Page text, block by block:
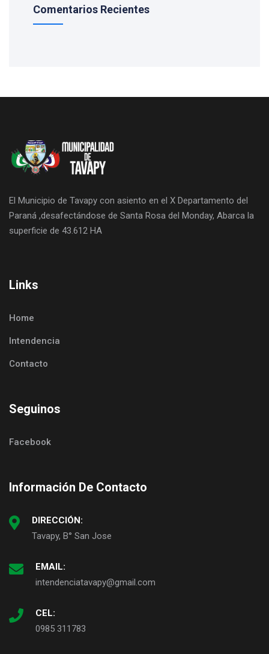
Comentarios Recientes
El Municipio de Tavapy con asiento en el X Departamento del
Paraná ,desafectándose de Santa Rosa del Monday, Abarca la
superficie de 43.612 HA
Links
Home
Intendencia
Contacto
Seguinos
Facebook
Información De Contacto
DIRECCIÓN:
Tavapy, B° San Jose
EMAIL:
intendenciatavapy@gmail.com
CEL:
0985 311783